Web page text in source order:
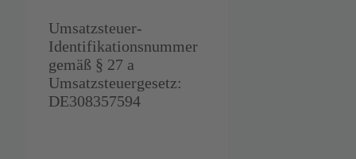
Umsatzsteuer-
Identifikationsnummer
gemäß § 27 a
Umsatzsteuergesetz:
DE308357594